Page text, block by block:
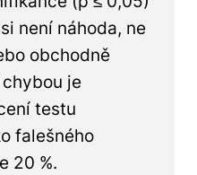
není náhoda, ne
obchodně
je
testu
falešného
20 %.